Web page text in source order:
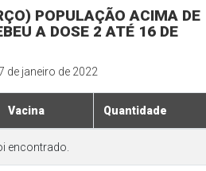
POPULAÇÃO ACIMA DE
A DOSE 2 ATÉ 16 DE
de janeiro de 2022
Vacina Quantidade
encontrado.